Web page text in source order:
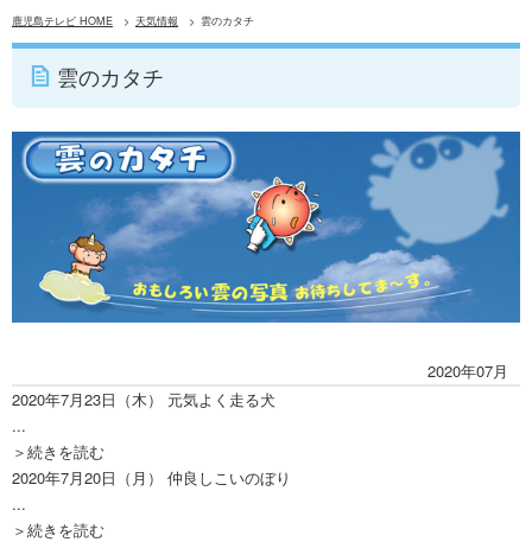
鹿児島テレビ HOME 天気情報 雲のカタチ
雲のカタチ
2020年07月
2020年7月23日（木）
元気よく走る犬
...
＞続きを読む
2020年7月20日（月）
仲良しこいのぼり
...
＞続きを読む